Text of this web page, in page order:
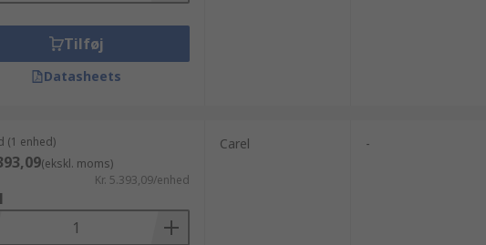
Tilføj
Datasheets
(1 enhed)
(ekskl. moms)
Kr. 5.393,09/enhed
Carel -